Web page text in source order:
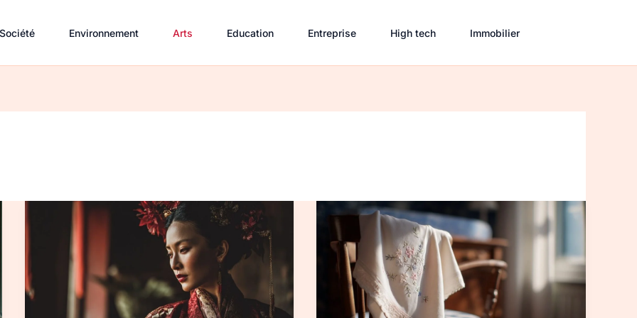
Société Environnement Arts Education Entreprise High tech Immobilier
Actrices
chinoises :
étoiles
Cadeau
naissance
brodé
personnalisé :
belles
idées